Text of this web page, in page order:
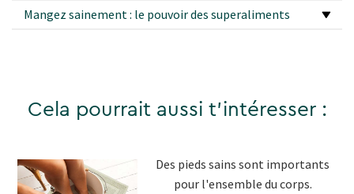
Mangez sainement : le pouvoir des superaliments
Cela pourrait aussi t'intéresser :
Des pieds sains sont importants
pour l'ensemble du corps.